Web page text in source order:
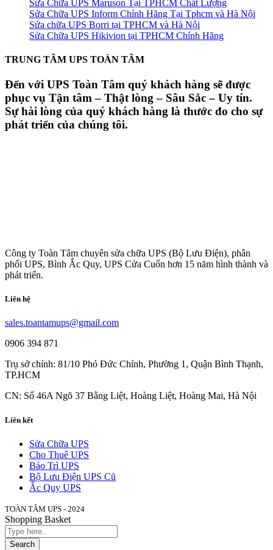
Sửa Chữa UPS Maruson Tại TPHCM Chất Lượng
Sửa Chữa UPS Inform Chính Hãng Tại Tphcm và Hà Nội
Sửa chữa UPS Borri tại TPHCM và Hà Nội
Sửa Chữa UPS Hikivion tại TPHCM Chính Hãng
TRUNG TÂM UPS TOÀN TÂM
Đến với UPS Toàn Tâm quý khách hàng sẽ được
phục vụ Tận tâm – Thật lòng – Sâu Sắc – Uy tín.
Sự hài lòng của quý khách hàng là thước đo cho sự
phát triển của chúng tôi.
Công ty Toàn Tâm chuyên sửa chữa UPS (Bộ Lưu Điện), phân
phối UPS, Bình Ắc Quy, UPS Cửa Cuốn hơn 15 năm hình thành và
phát triển.
Liên hệ
sales.toantamups@gmail.com
0906 394 871
Trụ sở chính: 81/10 Phó Đức Chính, Phường 1, Quận Bình Thạnh,
TP.HCM
CN: Số 46A Ngõ 37 Bằng Liệt, Hoàng Liệt, Hoàng Mai, Hà Nội
Liên kết
Sửa Chữa UPS
Cho Thuê UPS
Bảo Trì UPS
Bộ Lưu Điện UPS Cũ
Ắc Quy UPS
TOÀN TÂM UPS - 2024
Shopping Basket